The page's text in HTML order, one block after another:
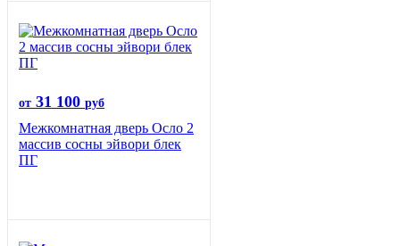
от 31 100 руб
Межкомнатная дверь Осло 2
массив сосны эйвори блек
ПГ